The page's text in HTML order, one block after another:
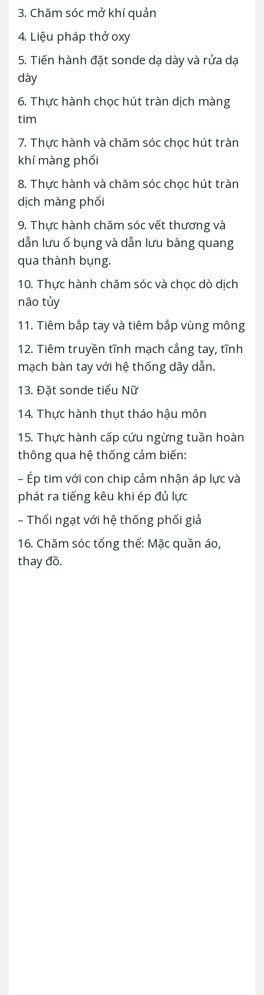
3. Chăm sóc mở khí quản
4. Liệu pháp thở oxy
5. Tiến hành đặt sonde dạ dày và rửa dạ
dày
6. Thực hành chọc hút tràn dịch màng
tim
7. Thực hành và chăm sóc chọc hút tràn
khí màng phổi
8. Thực hành và chăm sóc chọc hút tràn
dịch màng phổi
9. Thực hành chăm sóc vết thương và
dẫn lưu ổ bụng và dẫn lưu bàng quang
qua thành bụng.
10. Thực hành chăm sóc và chọc dò dịch
não tủy
11. Tiêm bắp tay và tiêm bắp vùng mông
12. Tiêm truyền tĩnh mạch cẳng tay, tĩnh
mạch bàn tay với hệ thống dây dẫn.
13. Đặt sonde tiểu Nữ
14. Thực hành thụt tháo hậu môn
15. Thực hành cấp cứu ngừng tuần hoàn
thông qua hệ thống cảm biến:
– Ép tim với con chip cảm nhận áp lực và
phát ra tiếng kêu khi ép đủ lực
– Thổi ngạt với hệ thống phổi giả
16. Chăm sóc tổng thể: Mặc quần áo,
thay đồ.